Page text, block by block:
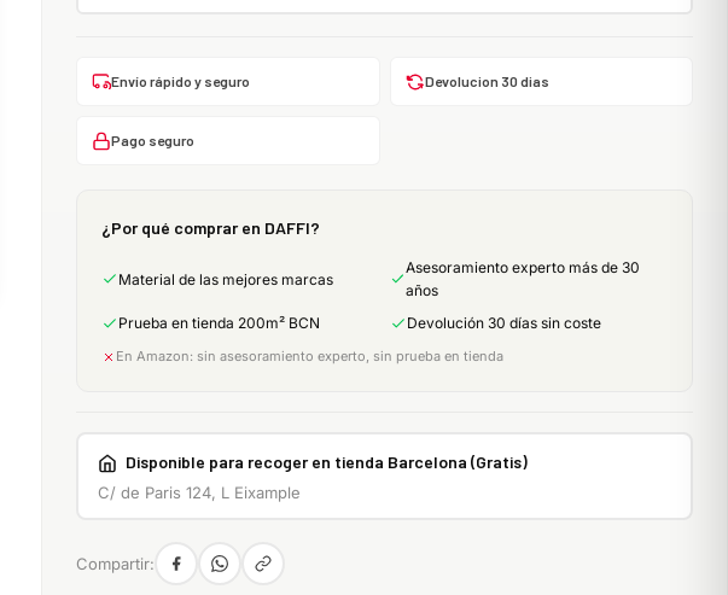
Envío rápido y seguro Devolucion 30 dias
Pago seguro
¿Por qué comprar en DAFFI?
Material de las mejores marcas
Asesoramiento experto más de 30
años
Prueba en tienda 200m² BCN
Devolución 30 días sin coste
En Amazon: sin asesoramiento experto, sin prueba en tienda
Disponible para recoger en tienda Barcelona (Gratis)
C/ de Paris 124, L Eixample
Compartir: